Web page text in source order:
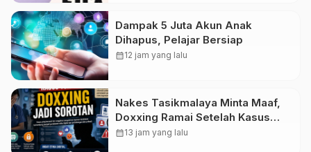
Dampak 5 Juta Akun Anak
Dihapus, Pelajar Bersiap
calendar_month12 jam yang lalu
Nakes Tasikmalaya Minta Maaf,
Doxxing Ramai Setelah Kasus
Yurizal
calendar_month13 jam yang lalu